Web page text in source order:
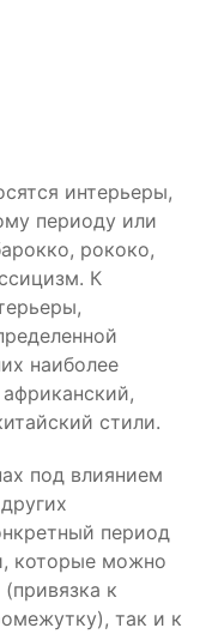
интерьеры,
периоду или
рококо,
К
наиболее
стили.
под влиянием
период
которые можно
к
так и к